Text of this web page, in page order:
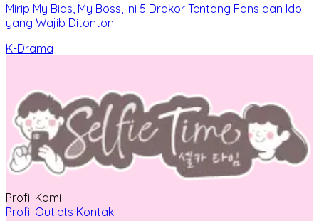
Mirip My Bias, My Boss, Ini 5 Drakor Tentang Fans dan Idol
yang Wajib Ditonton!
K-Drama
Profil Kami
Profil Outlets Kontak